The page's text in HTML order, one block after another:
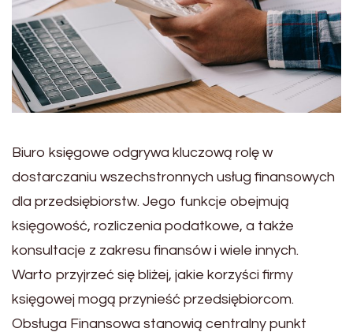
Biuro księgowe odgrywa kluczową rolę w
dostarczaniu wszechstronnych usług finansowych
dla przedsiębiorstw. Jego funkcje obejmują
księgowość, rozliczenia podatkowe, a także
konsultacje z zakresu finansów i wiele innych.
Warto przyjrzeć się bliżej, jakie korzyści firmy
księgowej mogą przynieść przedsiębiorcom.
Obsługa Finansowa stanowią centralny punkt